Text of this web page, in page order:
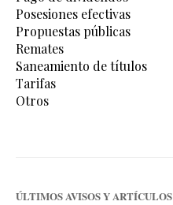
Posesiones efectivas
Propuestas públicas
Remates
Saneamiento de títulos
Tarifas
Otros
ÚLTIMOS AVISOS Y ARTÍCULOS